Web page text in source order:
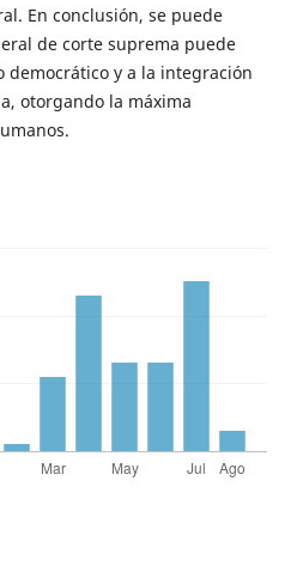
En conclusión, se puede
de corte suprema puede
y a la integración
otorgando la máxima